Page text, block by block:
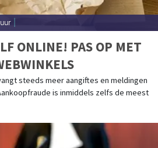
ONLINE! PAS OP MET
steeds meer aangiftes en meldingen
is inmiddels zelfs de meest